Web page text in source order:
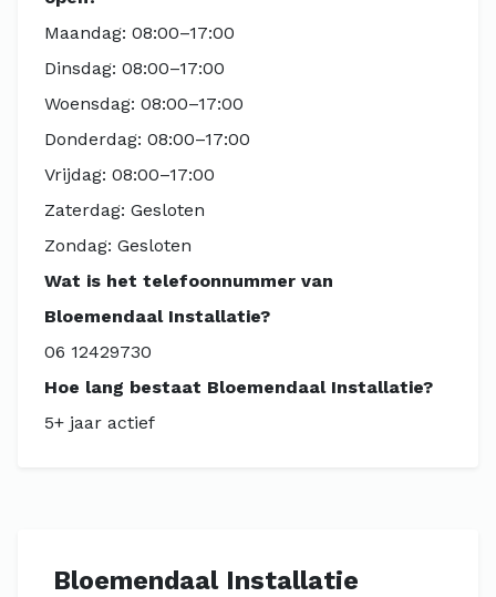
Maandag: 08:00–17:00
Dinsdag: 08:00–17:00
Woensdag: 08:00–17:00
Donderdag: 08:00–17:00
Vrijdag: 08:00–17:00
Zaterdag: Gesloten
Zondag: Gesloten
Wat is het telefoonnummer van
Bloemendaal Installatie?
06 12429730
Hoe lang bestaat Bloemendaal Installatie?
5+ jaar actief
Bloemendaal Installatie